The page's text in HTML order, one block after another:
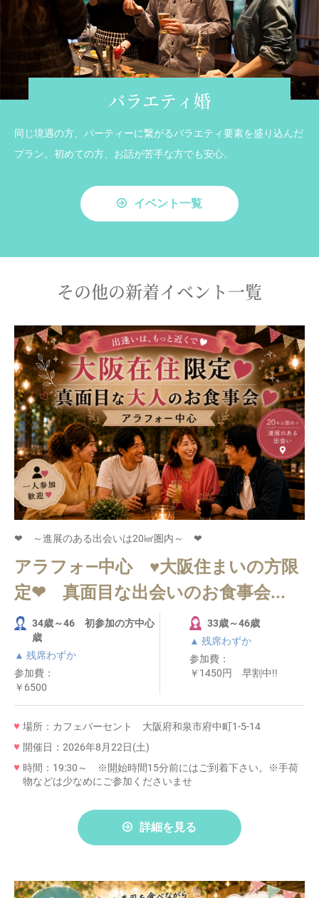
バラエティ婚
同じ境遇の方、パーティーに繋がるバラエティ要素を盛り込んだ
プラン。初めての方、お話が苦手な方でも安心。
イベント一覧
その他の新着イベント一覧
❤ ～進展のある出会いは20㎢圏内～ ❤
アラフォ―中心 ♥大阪住まいの方限
定❤ 真面目な出会いのお食事会...
34歳～46 初参加の方中心
歳
▲ 残席わずか
参加費：
￥6500
33歳～46歳
▲ 残席わずか
参加費：
￥1450円 早割中!!
場所：カフェパーセント 大阪府和泉市府中町1-5-14
開催日：2026年8月22日(土)
時間：19:30～ ※開始時間15分前にはご到着下さい。※手荷
物などは少なめにご参加くださいませ
詳細を見る